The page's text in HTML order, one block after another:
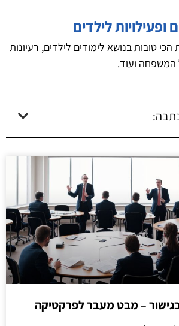
ופעילויות לילדים
טובות בנושא לימודים לילדים, רעיונות
המשפחה ועוד.
בגישור – מבט מעבר לפרקטיקה